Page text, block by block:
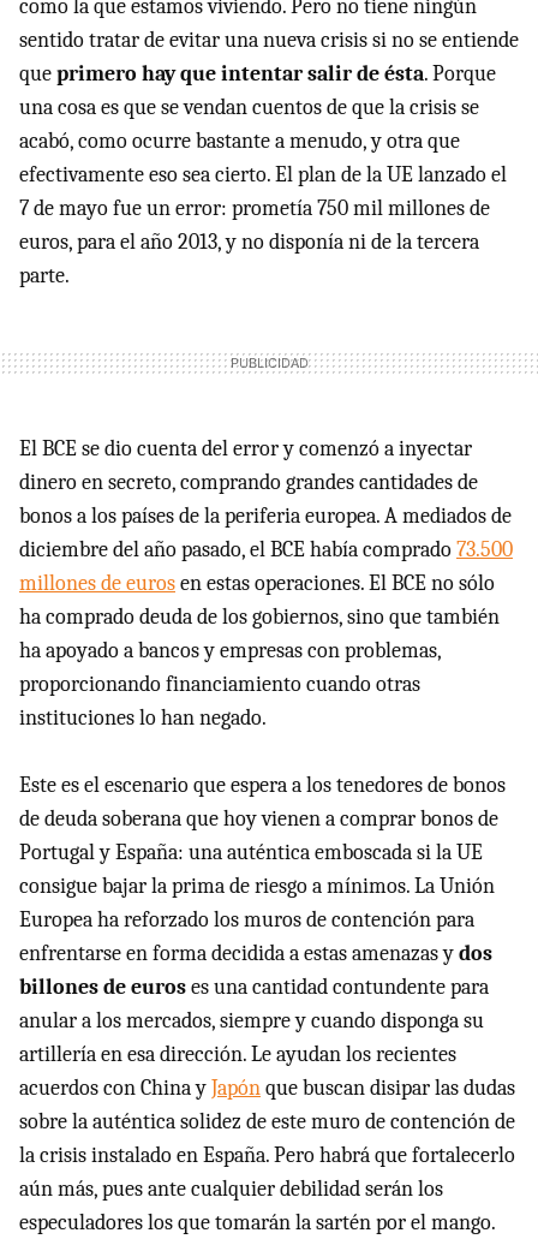
como la que estamos viviendo. Pero no tiene ningún
sentido tratar de evitar una nueva crisis si no se entiende
queprimero hay que intentar salir de ésta. Porque
una cosa es que se vendan cuentos de que la crisis se
acabó, como ocurre bastante a menudo, y otra que
efectivamente eso sea cierto. El plan de la UE lanzado el
7 de mayo fue un error: prometía 750 mil millones de
euros, para el año 2013, y no disponía ni de la tercera
parte.
ElBCEse dio cuenta del error y comenzó a inyectar
dinero en secreto, comprando grandes cantidades de
bonos a los países de la periferia europea. A mediados de
diciembre del año pasado, elBCEhabía comprado73.500
millones de eurosen estas operaciones. ElBCEno sólo
ha comprado deuda de los gobiernos, sino que también
ha apoyado a bancos y empresas con problemas,
proporcionando financiamiento cuando otras
instituciones lo han negado.
Este es el escenario que espera a los tenedores de bonos
de deuda soberana que hoy vienen a comprar bonos de
Portugal y España: una auténtica emboscada si la UE
consigue bajar la prima de riesgo a mínimos. La Unión
Europea ha reforzado los muros de contención para
enfrentarse en forma decidida a estas amenazas ydos
billones de euroses una cantidad contundente para
anular a los mercados, siempre y cuando disponga su
artillería en esa dirección. Le ayudan los recientes
acuerdos con China yJapónque buscan disipar las dudas
sobre la auténtica solidez de este muro de contención de
la crisis instalado en España. Pero habrá que fortalecerlo
aún más, pues ante cualquier debilidad serán los
especuladores los que tomarán la sartén por el mango.